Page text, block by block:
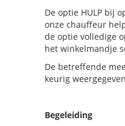
De optie HULP bij
onze chauffeur
de optie volledige
het winkelmandje
De betreffende
keurig
Begeleiding